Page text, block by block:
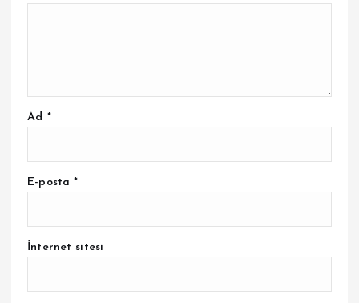
Ad *
E-posta*
İnternet sitesi